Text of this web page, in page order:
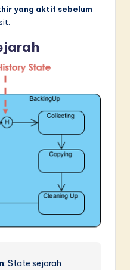
yang aktif sebelum
: State sejarah